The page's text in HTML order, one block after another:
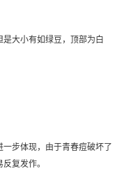
大小有如绿豆，顶部为白
步体现，由于青春痘破坏了
复发作。